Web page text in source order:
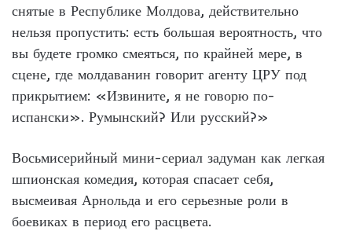
снятые в Республике Молдова, действительно
нельзя пропустить: есть большая вероятность, что
вы будете громко смеяться, по крайней мере, в
сцене, где молдаванин говорит агенту ЦРУ под
прикрытием: «Извините, я не говорю по-
испански». Румынский? Или русский?»
Восьмисерийный мини-сериал задуман как легкая
шпионская комедия, которая спасает себя,
высмеивая Арнольда и его серьезные роли в
боевиках в период его расцвета.